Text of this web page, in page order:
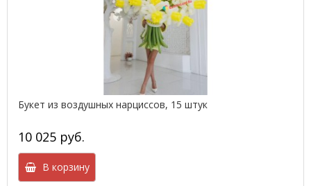
Букет из воздушных нарциссов, 15 штук
10 025 руб.
В корзину